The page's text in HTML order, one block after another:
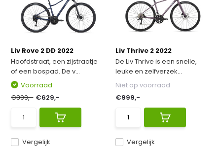
Liv Rove 2 DD 2022
Hoofdstraat, een zijstraatje
of een bospad. De v...
Vergelijk
Voorraad
€899,- €629,-
Liv Thrive 2 2022
De Liv Thrive is een snelle,
leuke en zelfverzek...
Vergelijk
Niet op voorraad
€999,-